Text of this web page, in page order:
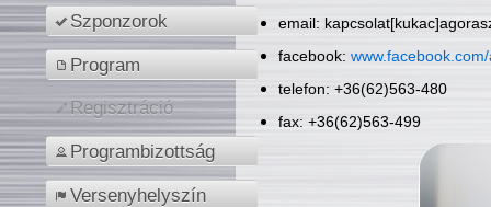
Szponzorok
Program
Regisztráció
Programbizottság
Versenyhelyszín
email:
facebook:
telefon: +36(62)563-480
fax: +36(62)563-499